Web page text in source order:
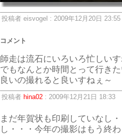
投稿者 eisvogel : 2009年12月20日 23:55
コメント
師走は流石にいろいろ忙しい
でもなんとか時間とって行き
良いの撮れると良いすねぇ～
投稿者 hina02: 2009年12月21日 18:33
まだ年賀状も印刷していなし
し・・・今年の撮影はもう終